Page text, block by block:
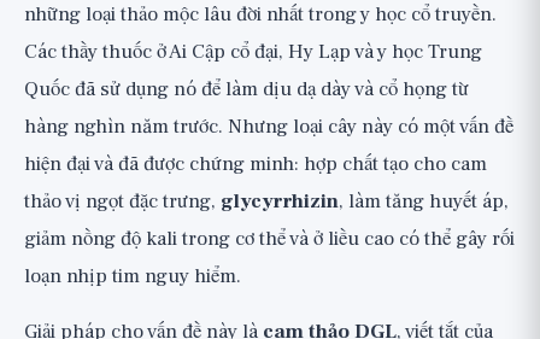
Các bằng chứng hiện tại
Nghiên cứu 1: Chiết xuất cam thảo cho chứng
ngừa loét dạ dày năm 1985
Nghiên cứu 3: DGL trong loét tá tràng năm 1975
Còn về ợ nóng, trào ngược và loét thực
sự thì sao?
Có nên bắt đầu dùng cam thảo DGL
những loại thảo mộc lâu đời nhất trong y học cổ truyền.
Các thầy thuốc ở Ai Cập cổ đại, Hy Lạp và y học Trung
Quốc đã sử dụng nó để làm dịu dạ dày và cổ họng từ
hàng nghìn năm trước. Nhưng loại cây này có một vấn đề
hiện đại và đã được chứng minh: hợp chất tạo cho cam
thảo vị ngọt đặc trưng, glycyrrhizin, làm tăng huyết áp,
giảm nồng độ kali trong cơ thể và ở liều cao có thể gây rối
loạn nhịp tim nguy hiểm.
Giải pháp cho vấn đề này là cam thảo DGL, viết tắt của